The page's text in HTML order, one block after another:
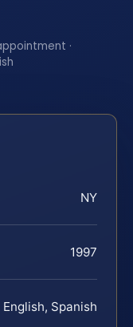
·
NY
1997
English, Spanish